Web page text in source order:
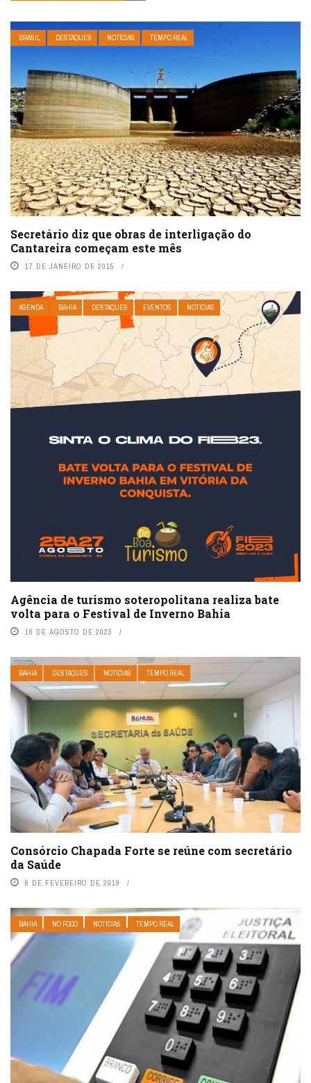
BRASIL DESTAQUES NOTÍCIAS TEMPO REAL
Secretário diz que obras de interligação do
Cantareira começam este mês
17 DE JANEIRO DE 2015
AGENDA BAHIA DESTAQUES EVENTOS NOTÍCIAS
Agência de turismo soteropolitana realiza bate
volta para o Festival de Inverno Bahia
16 DE AGOSTO DE 2023
BAHIA DESTAQUES NOTÍCIAS TEMPO REAL
Consórcio Chapada Forte se reúne com secretário
da Saúde
6 DE FEVEREIRO DE 2019
BAHIA NO FOCO NOTÍCIAS TEMPO REAL